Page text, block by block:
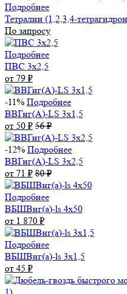
Подробнее
Тетралин (1,2,3,4-
По запросу
Подробнее
ПВС 3х2,5
от 79 ₽
-11% Подробнее
ВВГнг(А)-LS 3х1,5
от 50 ₽ 56₽
-12% Подробнее
ВВГнг(А)-LS 3х2,5
от 71 ₽ 80₽
Подробнее
ВБШВнг(а)-ls 4x50
от 1 870 ₽
Подробнее
ВБШВнг(а)-ls 3х1,5
от 45 ₽